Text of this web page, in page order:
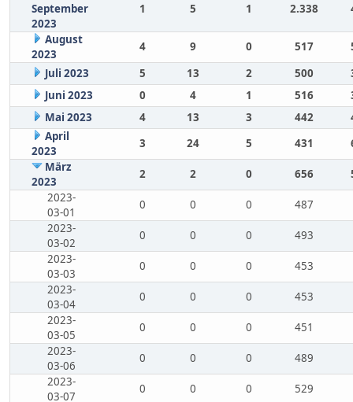
September
2023
1 5 1 2.338
August
2023
4 9 0 517
Juli 2023
5 13 2 500
Juni 2023
0 4 1 516
Mai 2023
4 13 3 442
April
2023
3 24 5 431
März
2023
2 2 0 656
2023-
03-01
0 0 0
487
2023-
03-02
0 0 0
493
2023-
03-03
0 0 0
453
2023-
03-04
0 0 0
453
2023-
03-05
0 0 0
451
2023-
03-06
0 0 0
489
2023-
03-07
0 0 0
529